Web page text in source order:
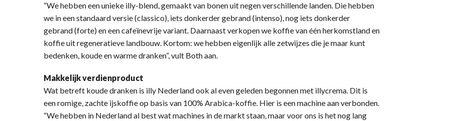
“We hebben een unieke illy-blend, gemaakt van bonen uit negen verschillende landen. Die hebben
we in een standaard versie (classico), iets donkerder gebrand (intenso), nog iets donkerder
gebrand (forte) en een cafeïnevrije variant. Daarnaast verkopen we koffie van één herkomstland en
koffie uit regeneratieve landbouw. Kortom: we hebben eigenlijk alle zetwijzes die je maar kunt
bedenken, koude en warme dranken”, vult Both aan.
Makkelijk verdienproduct
Wat betreft koude dranken is illy Nederland ook al even geleden begonnen met illycrema. Dit is
een romige, zachte ijskoffie op basis van 100% Arabica-koffie. Hier is een machine aan verbonden.
“We hebben in Nederland al best wat machines in de markt staan, maar voor ons is het nog lang